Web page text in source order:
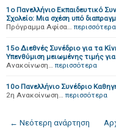
1ο Πανελλήνιο Εκπαιδευτικό
Σχολείο: Μια σχέση υπό
Πρόγραμμα Αφίσα… περισσότερα
15ο Διεθνές Συνέδριο για τα
Υπενθύμιση μειωμένης τιμής
Ανακοίνωση… περισσότερα
10ο Πανελλήνιο Συνέδριο
2η Ανακοίνωση… περισσότερα
← Νεότερη ανάρτηση